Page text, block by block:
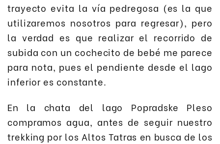
trayecto evita la vía pedregosa (es la que
utilizaremos nosotros para regresar), pero
la verdad es que realizar el recorrido de
subida con un cochecito de bebé me parece
para nota, pues el pendiente desde el lago
inferior es constante.
En la chata del lago Popradske Pleso
compramos agua, antes de seguir nuestro
trekking por los Altos Tatras en busca de los